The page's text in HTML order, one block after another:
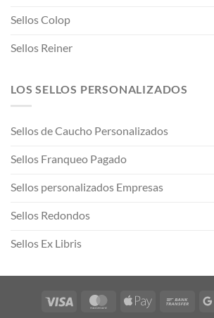
Sellos Colop
Sellos Reiner
LOS SELLOS PERSONALIZADOS
Sellos de Caucho Personalizados
Sellos Franqueo Pagado
Sellos personalizados Empresas
Sellos Redondos
Sellos Ex Libris